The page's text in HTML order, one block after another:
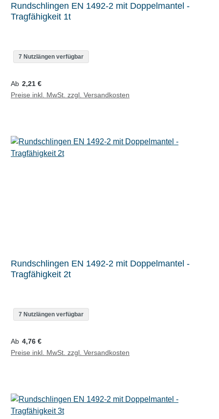
Rundschlingen EN 1492-2 mit Doppelmantel -
Tragfähigkeit 1t
7 Nutzlängen verfügbar
Regulärer Preis:
Ab 2,21 €
Preise inkl. MwSt. zzgl. Versandkosten
Rundschlingen EN 1492-2 mit Doppelmantel -
Tragfähigkeit 2t
7 Nutzlängen verfügbar
Regulärer Preis:
Ab 4,76 €
Preise inkl. MwSt. zzgl. Versandkosten